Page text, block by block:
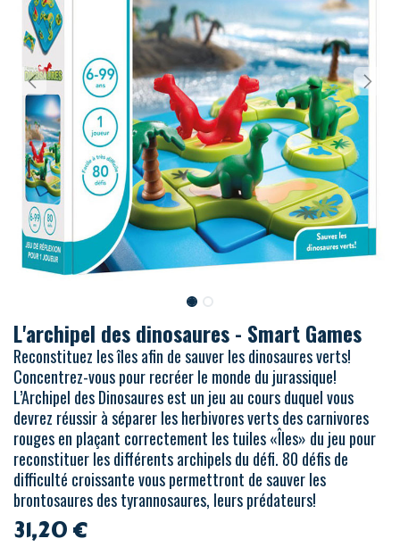
L'archipel des dinosaures - Smart Games
Reconstituez les îles afin de sauver les dinosaures verts!
Concentrez-vous pour recréer le monde du jurassique!
L’Archipel des Dinosaures est un jeu au cours duquel vous
devrez réussir à séparer les herbivores verts des carnivores
rouges en plaçant correctement les tuiles «Îles» du jeu pour
reconstituer les différents archipels du défi. 80 défis de
difficulté croissante vous permettront de sauver les
brontosaures des tyrannosaures, leurs prédateurs!
31,20€